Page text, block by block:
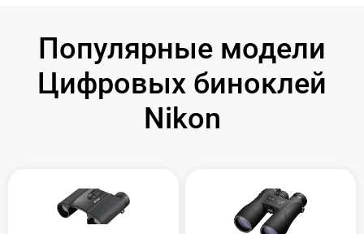
Популярные модели
Цифровых биноклей
Nikon